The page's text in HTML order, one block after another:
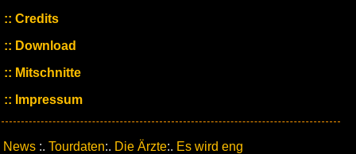
Credits
Download
Mitschnitte
Impressum
News :. Tourdaten:. Die Ärzte:. Es wird eng